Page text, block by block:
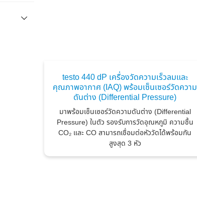
testo 440 dP เครื่องวัดความเร็วลมและ
คุณภาพอากาศ (IAQ) พร้อมเซ็นเซอร์วัดความ
ดันต่าง (Differential Pressure)
มาพร้อมเซ็นเซอร์วัดความดันต่าง (Differential
Pressure) ในตัว รองรับการวัดอุณหภูมิ ความชื้น
CO₂ และ CO สามารถเชื่อมต่อหัววัดได้พร้อมกัน
สูงสุด 3 หัว